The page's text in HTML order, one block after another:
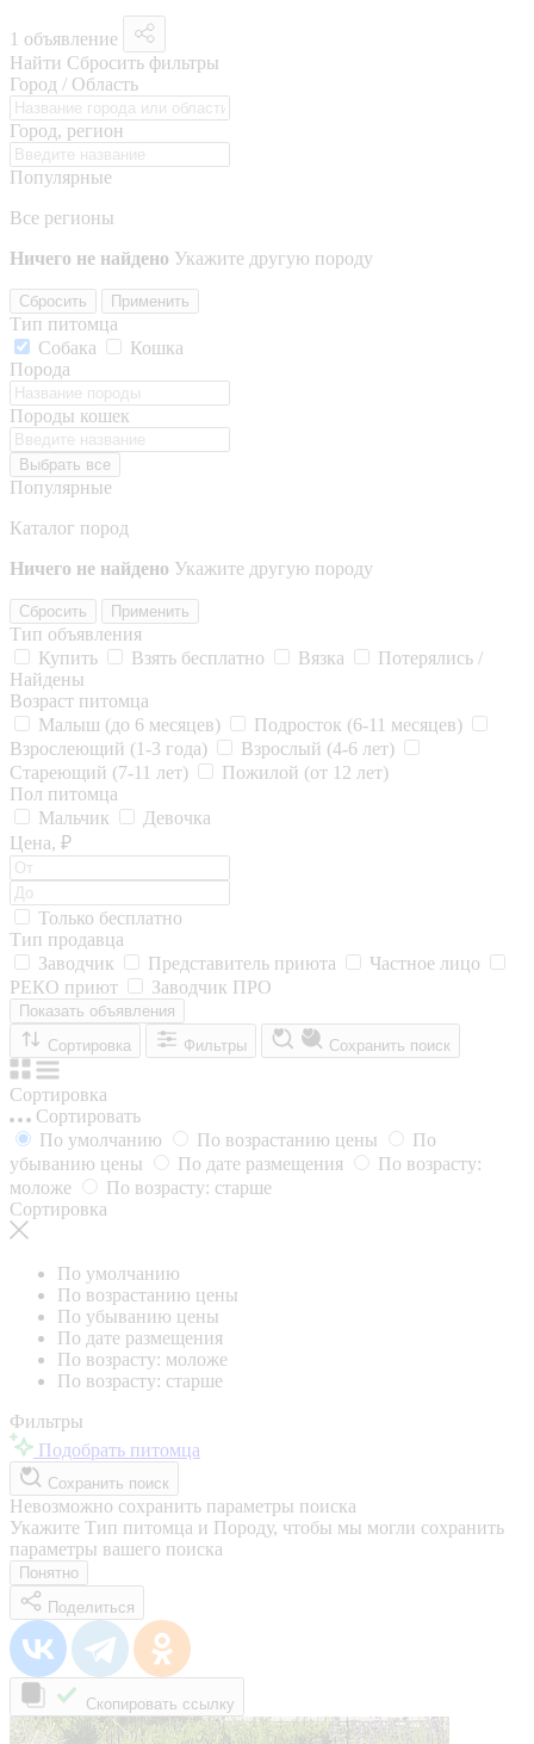
1 объявление
Найти Сбросить фильтры
Город / Область
Город, регион
Популярные
Все регионы
Ничего не найдено Укажите другую породу
Сбросить Применить
Тип питомца
Собака
Кошка
Порода
Породы кошек
Выбрать все
Популярные
Каталог пород
Ничего не найдено Укажите другую породу
Сбросить Применить
Тип объявления
Купить
Взять бесплатно Вязка
Потерялись /
Найдены
Возраст питомца
Малыш (до 6 месяцев)
Подросток (6-11 месяцев)
Взрослеющий (1-3 года)
Взрослый (4-6 лет)
Стареющий (7-11 лет)
Пожилой (от 12 лет)
Пол питомца
Мальчик
Девочка
Цена, ₽
Только бесплатно
Тип продавца
Заводчик
Представитель приюта
Частное лицо
РЕКО приют
Заводчик ПРО
Показать объявления
Сортировка
Фильтры Сохранить поиск
Сортировка
Сортировать
По умолчанию
По возрастанию цены
По
убыванию цены
По дате размещения
По возрасту:
моложе
По возрасту: старше
Сортировка
По умолчанию
По возрастанию цены
По убыванию цены
По дате размещения
По возрасту: моложе
По возрасту: старше
Фильтры
Подобрать питомца
Сохранить поиск
Невозможно сохранить параметры поиска
Укажите Тип питомца и Породу, чтобы мы могли сохранить
параметры вашего поиска
Понятно
Поделиться
Скопировать ссылку